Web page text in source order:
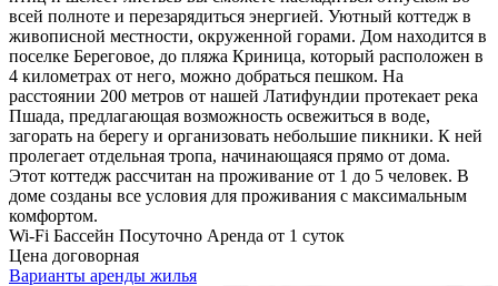
всей полноте и перезарядиться энергией. Уютный коттедж в
живописной местности, окруженной горами. Дом находится в
поселке Береговое, до пляжа Криница, который расположен в
4 километрах от него, можно добраться пешком. На
расстоянии 200 метров от нашей Латифундии протекает река
Пшада, предлагающая возможность освежиться в воде,
загорать на берегу и организовать небольшие пикники. К ней
пролегает отдельная тропа, начинающаяся прямо от дома.
Этот коттедж рассчитан на проживание от 1 до 5 человек. В
доме созданы все условия для проживания с максимальным
комфортом.
Wi-Fi Бассейн Посуточно Аренда от 1 суток
Цена договорная
Варианты аренды жилья